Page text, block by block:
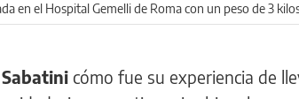
en el Hospital Gemelli de Roma con un peso de 3
cómo fue su experiencia de